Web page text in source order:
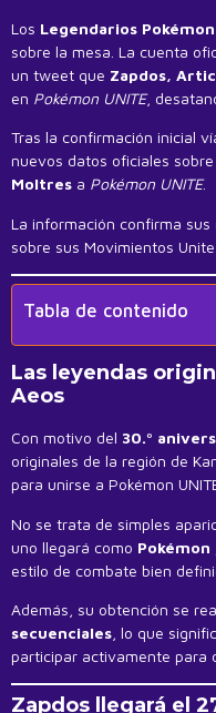
Los Legendarios Pokémon
sobre la mesa. La cuenta
un tweet que Zapdos,
en Pokémon UNITE,
Tras la confirmación inicial
nuevos datos oficiales
Moltres a Pokémon UNITE.
La información confirma sus
sobre sus Movimientos
Tabla de contenido
Las leyendas
Aeos
Con motivo del 30.º
originales de la región de
para unirse a Pokémon
No se trata de simples
uno llegará como Pokémon
estilo de combate bien
Además, su obtención se
secuenciales , lo que
participar activamente para
Zapdos llegará el